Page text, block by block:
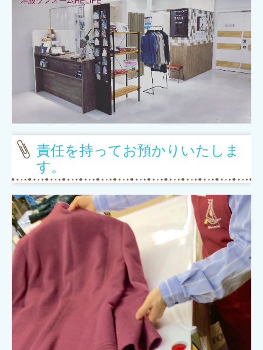
責任を持ってお預かりいたしま
す。